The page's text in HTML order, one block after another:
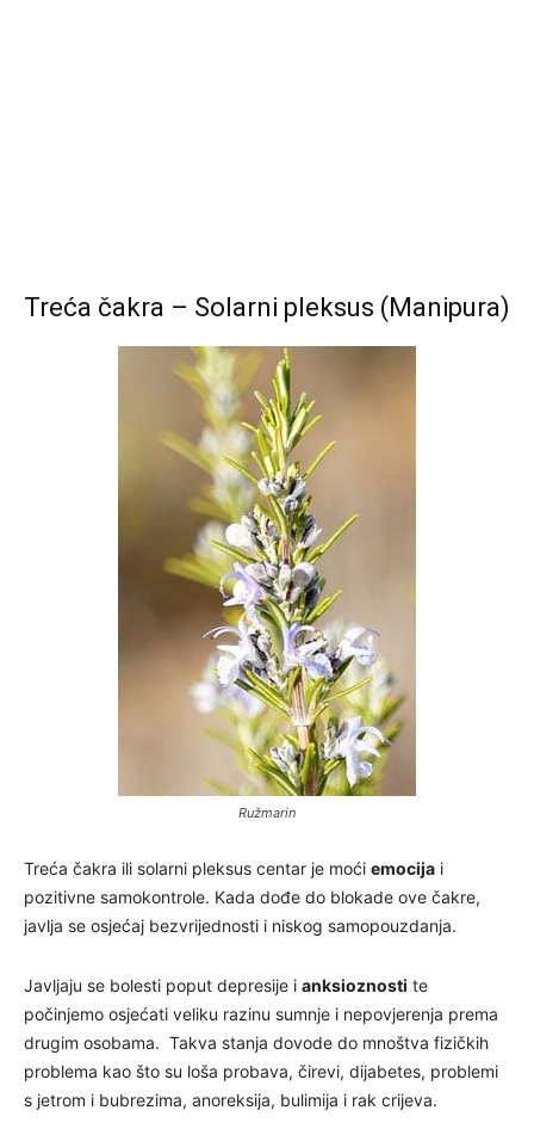
Treća čakra – Solarni pleksus (Manipura)
Ružmarin
Treća čakra ili solarni pleksus centar je moći emocija i
pozitivne samokontrole. Kada dođe do blokade ove čakre,
javlja se osjećaj bezvrijednosti i niskog samopouzdanja.
Javljaju se bolesti poput depresije i anksioznosti te
počinjemo osjećati veliku razinu sumnje i nepovjerenja prema
drugim osobama. Takva stanja dovode do mnoštva fizičkih
problema kao što su loša probava, čirevi, dijabetes, problemi
s jetrom i bubrezima, anoreksija, bulimija i rak crijeva.